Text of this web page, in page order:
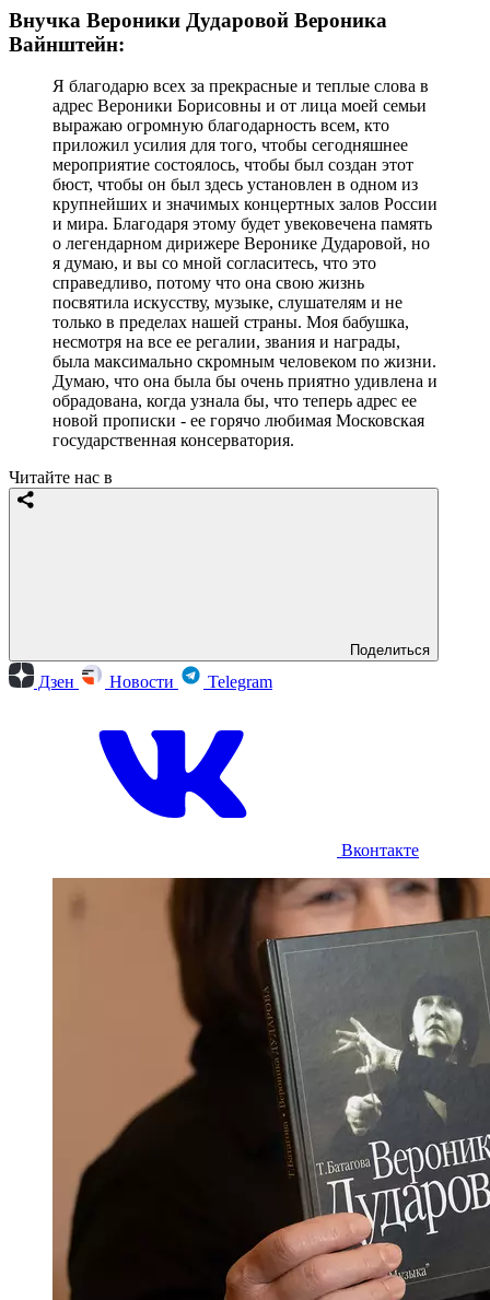
Внучка Вероники Дударовой Вероника
Вайнштейн:
Я благодарю всех за прекрасные и теплые слова в
адрес Вероники Борисовны и от лица моей семьи
выражаю огромную благодарность всем, кто
приложил усилия для того, чтобы сегодняшнее
мероприятие состоялось, чтобы был создан этот
бюст, чтобы он был здесь установлен в одном из
крупнейших и значимых концертных залов России
и мира. Благодаря этому будет увековечена память
о легендарном дирижере Веронике Дударовой, но
я думаю, и вы со мной согласитесь, что это
справедливо, потому что она свою жизнь
посвятила искусству, музыке, слушателям и не
только в пределах нашей страны. Моя бабушка,
несмотря на все ее регалии, звания и награды,
была максимально скромным человеком по жизни.
Думаю, что она была бы очень приятно удивлена и
обрадована, когда узнала бы, что теперь адрес ее
новой прописки - ее горячо любимая Московская
государственная консерватория.
Читайте нас в
Поделиться
Дзен Новости Telegram
Вконтакте